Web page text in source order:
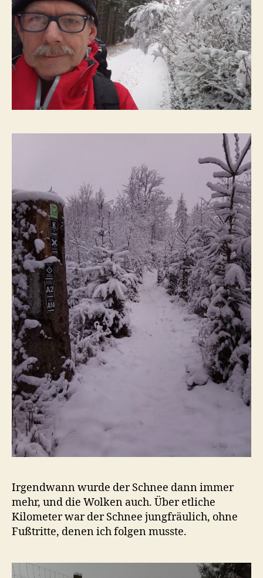
Irgendwann wurde der Schnee dann immer
mehr, und die Wolken auch. Über etliche
Kilometer war der Schnee jungfräulich, ohne
Fußtritte, denen ich folgen musste.